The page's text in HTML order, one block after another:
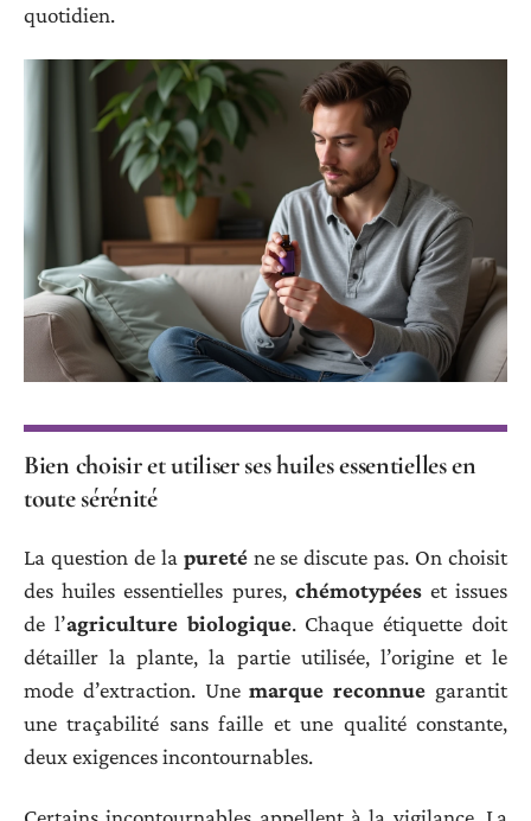
quotidien.
Bien choisir et utiliser ses huiles essentielles en
toute sérénité
La question de la pureténe se discute pas. On choisit
des huiles essentielles pures, chémotypéeset issues
de l’agriculture biologique. Chaque étiquette doit
détailler la plante, la partie utilisée, l’origine et le
mode d’extraction. Unemarque reconnue garantit
une traçabilité sans faille et une qualité constante,
deux exigences incontournables.